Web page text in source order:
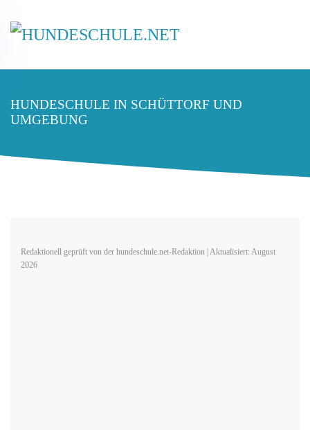
HUNDESCHULE IN SCHÜTTORF UND
UMGEBUNG
Redaktionell geprüft von der hundeschule.net-Redaktion | Aktualisiert: August
2026